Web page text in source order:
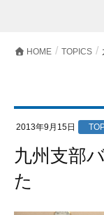
HOME TOPICS
2013年9月15日
九州支部バスツアーが行われまし
た